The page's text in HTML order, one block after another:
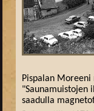
Pispalan Moreeni
"Saunamuistojen
saadulla